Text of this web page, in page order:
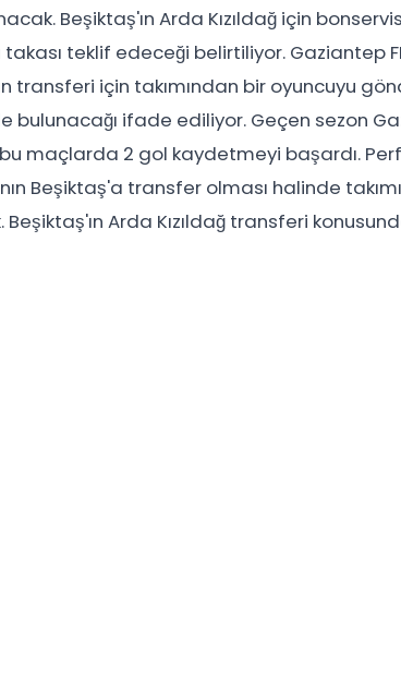
Beşiktaş'ın Arda Kızıldağ için
teklif edeceği belirtiliyor. Gaziantep
transferi için takımından bir oyuncuyu
bulunacağı ifade ediliyor. Geçen sezon
bu maçlarda 2 gol kaydetmeyi başardı.
Beşiktaş'a transfer olması halinde
Arda Kızıldağ transferi